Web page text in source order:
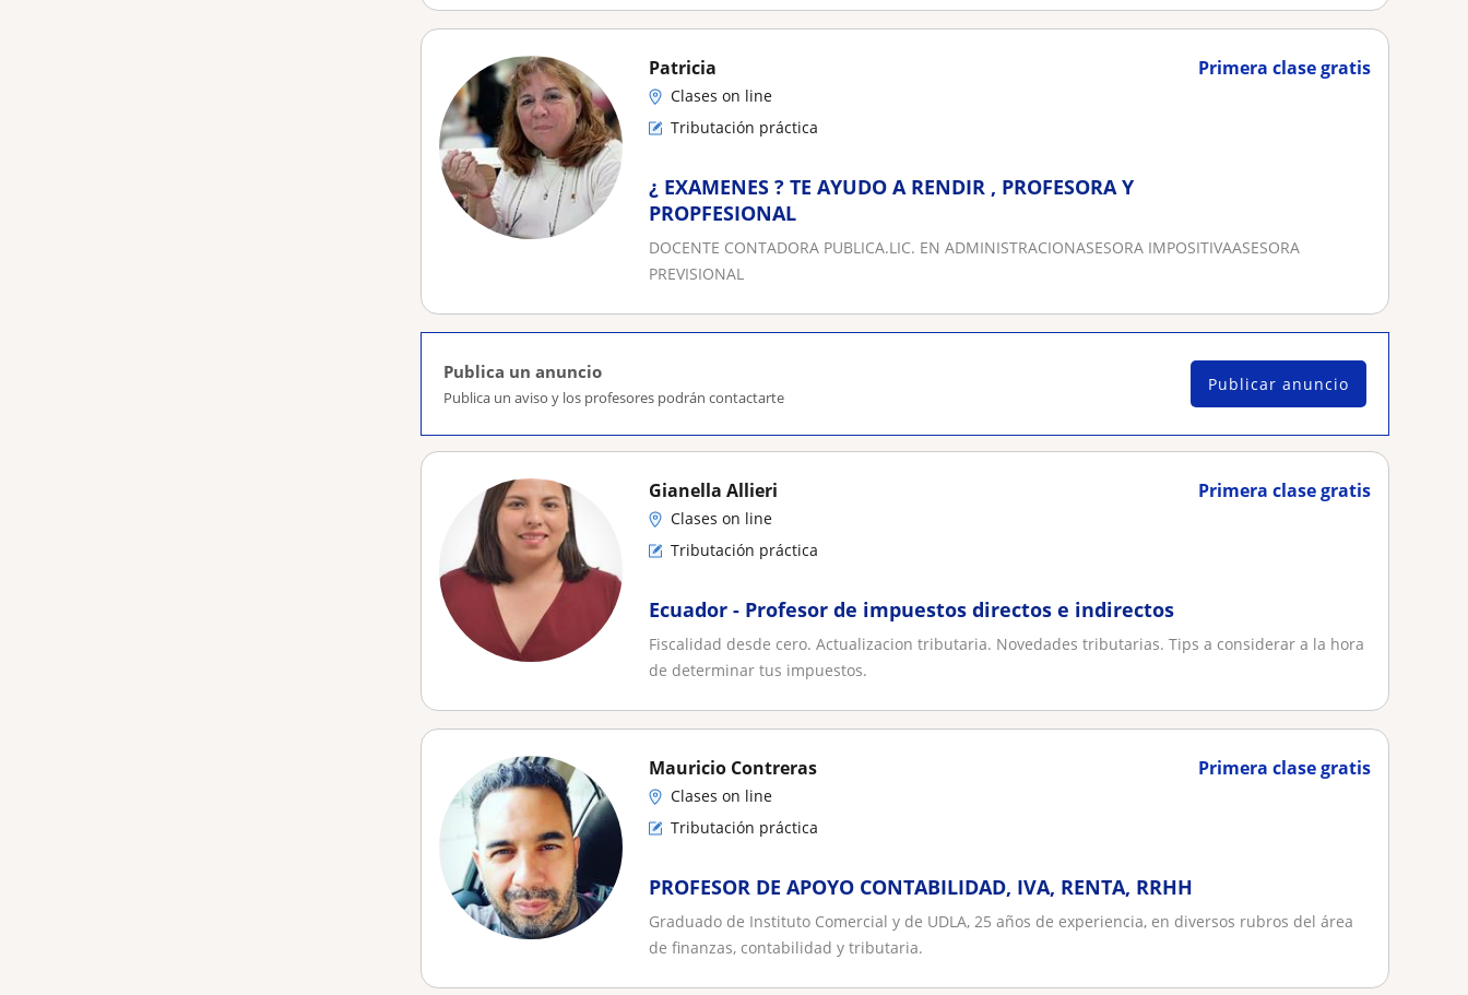
Primera clase gratis
Patricia
Clases on line
Tributación práctica
¿ EXAMENES ? TE AYUDO A RENDIR , PROFESORA Y
PROPFESIONAL
DOCENTE CONTADORA PUBLICA.LIC. EN ADMINISTRACIONASESORA IMPOSITIVAASESORA
PREVISIONAL
Publica un anuncio
Publica un aviso y los profesores podrán contactarte
Publicar anuncio
Primera clase gratis
Gianella Allieri
Clases on line
Tributación práctica
Ecuador - Profesor de impuestos directos e indirectos
Fiscalidad desde cero. Actualizacion tributaria. Novedades tributarias. Tips a considerar a la hora
de determinar tus impuestos.
Primera clase gratis
Mauricio Contreras
Clases on line
Tributación práctica
PROFESOR DE APOYO CONTABILIDAD, IVA, RENTA, RRHH
Graduado de Instituto Comercial y de UDLA, 25 años de experiencia, en diversos rubros del área
de finanzas, contabilidad y tributaria.